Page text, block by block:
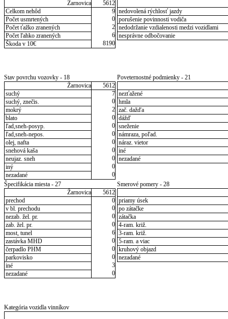
Žarnovica
5612
Celkom nehôd
9
Počet usmrtených
0
Počet ťažko zranených
2
Počet ľahko zranených
6
Škoda v 10€
8190
nedovolená rýchlosť jazdy
porušenie povinnosti vodiča
nedodržanie vzdialenosti medzi vozidlami
nesprávne odbočovanie
Stav povrchu vozovky - 18
Žarnovica
5612
suchý
7
suchý, znečis.
0
mokrý
2
blato
0
ľad,sneh-posyp.
0
ľad,sneh-nepos.
0
olej, nafta
0
snehová kaša
0
neujaz. sneh
0
iný
0
nezadané
0
Poveternostné podmienky - 21
nezťažené
hmla
zač. dažďa
dážď
sneženie
námraza, poľad.
náraz. vietor
iné
nezadané
Špecifikácia miesta - 27
Žarnovica
5612
prechod
0
v bl. prechodu
0
nezab. žel. pr.
0
zab. žel. pr.
0
most, tunel
6
zastávka MHD
0
čerpadlo PHM
0
parkovisko
0
iné
3
nezadané
0
Smerové pomery - 28
priamy úsek
po zátačke
zátačka
4-ram. križ.
3-ram. križ.
5-ram. a viac
kruhový objazd
nezadané
Kategória vozidla vinníkov